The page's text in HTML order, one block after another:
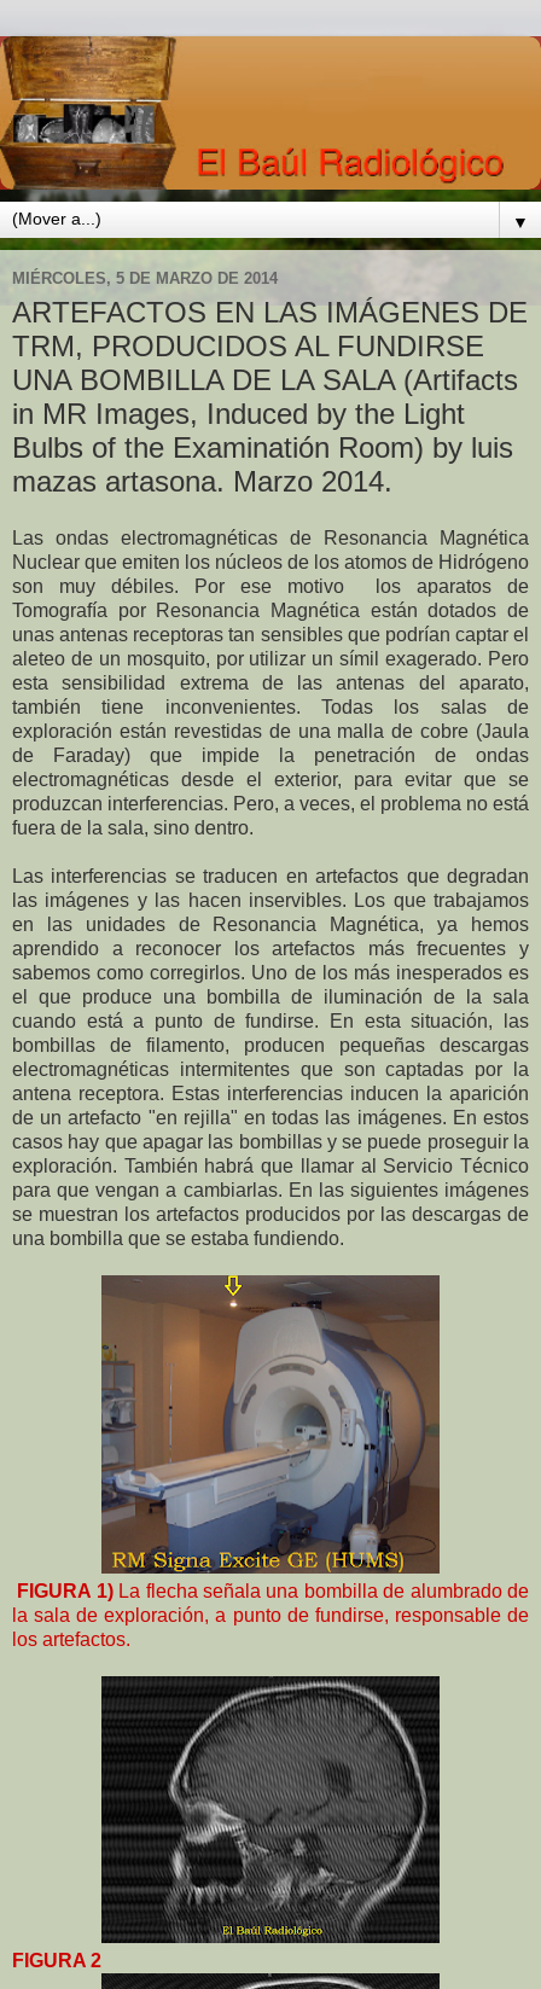
▼
MIÉRCOLES, 5 DE MARZO DE 2014
ARTEFACTOS EN LAS IMÁGENES DE
TRM, PRODUCIDOS AL FUNDIRSE
UNA BOMBILLA DE LA SALA (Artifacts
in MR Images, Induced by the Light
Bulbs of the Examinatión Room) by luis
mazas artasona. Marzo 2014.
Las ondas electromagnéticas de Resonancia Magnética
Nuclear que emiten los núcleos de los atomos de Hidrógeno
son muy débiles. Por ese motivo los aparatos de
Tomografía por Resonancia Magnética están dotados de
unas antenas receptoras tan sensibles que podrían captar el
aleteo de un mosquito, por utilizar un símil exagerado. Pero
esta sensibilidad extrema de las antenas del aparato,
también tiene inconvenientes. Todas los salas de
exploración están revestidas de una malla de cobre (Jaula
de Faraday) que impide la penetración de ondas
electromagnéticas desde el exterior, para evitar que se
produzcan interferencias. Pero, a veces, el problema no está
fuera de la sala, sino dentro.
Las interferencias se traducen en artefactos que degradan
las imágenes y las hacen inservibles. Los que trabajamos
en las unidades de Resonancia Magnética, ya hemos
aprendido a reconocer los artefactos más frecuentes y
sabemos como corregirlos. Uno de los más inesperados es
el que produce una bombilla de iluminación de la sala
cuando está a punto de fundirse. En esta situación, las
bombillas de filamento, producen pequeñas descargas
electromagnéticas intermitentes que son captadas por la
antena receptora. Estas interferencias inducen la aparición
de un artefacto "en rejilla" en todas las imágenes. En estos
casos hay que apagar las bombillas y se puede proseguir la
exploración. También habrá que llamar al Servicio Técnico
para que vengan a cambiarlas. En las siguientes imágenes
se muestran los artefactos producidos por las descargas de
una bombilla que se estaba fundiendo.
FIGURA 1) La flecha señala una bombilla de alumbrado de
la sala de exploración, a punto de fundirse, responsable de
los artefactos.
FIGURA 2